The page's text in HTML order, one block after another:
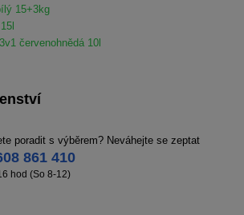
15+3kg
červenohnědá 10l
poradit s výběrem? Neváhejte se zeptat
861 410
hod (So 8-12)